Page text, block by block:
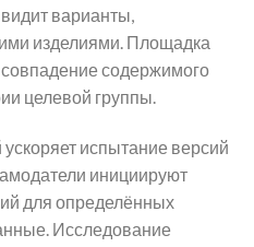
варианты,
изделиями. Площадка
содержимого
целевой группы.
испытание версий
инициируют
для определённых
Исследование